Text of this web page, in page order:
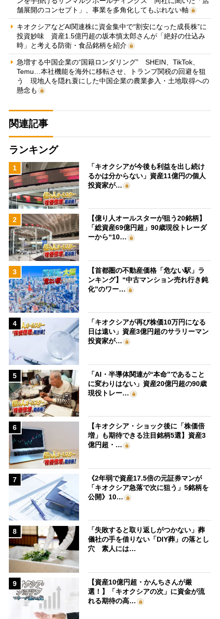
舗展開のコンセプト」、事業を多角化してもぶれない軸
キオクシアなどAI関連株に資金集中で“割安になった成長株”に
投資妙味 資産1.5億円超の坂本慎太郎さんが「絶好の仕込み
時」と考える防衛・食品銘柄を紹介
急増する中国企業の“国籍ロンダリング” SHEIN、TikTok、
Temu…本社機能を海外に移転させ、トランプ関税の回避を狙
う 現地人を隠れ蓑にした中国企業の農業参入・土地取得への
懸念も
関連記事
ランキング
1
「キオクシアが今後も利益を出し続け
るかは分からない」資産11億円の個人
投資家が…
2
【億り人オールスターが狙う20銘柄】
「総資産69億円超」90歳現役トレーダ
ーから“10…
3
【首都圏の不動産価格「危ない駅」ラ
ンキング】“中古マンション売れ行き鈍
化”のワー…
4
「キオクシアが再び株価10万円になる
日は遠い」資産3億円超のサラリーマン
投資家が…
5
「AI・半導体関連が“本命”であること
に変わりはない」資産20億円超の90歳
現役トレー…
6
【キオクシア・ショック後に「株価倍
増」も期待できる注目銘柄5選】資産3
億円超・…
7
《2年弱で資産17.5倍の元証券マンが
「キオクシア急落で次に狙う」5銘柄を
公開》10…
8
「失敗すると取り返しがつかない」葬
儀社の手を借りない「DIY葬」の落とし
穴 素人には…
9
【資産10億円超・かんちさんが厳
選！】「キオクシアの次」に資金が流
れる期待の高…